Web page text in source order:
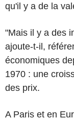
qu'il y a de la
"Mais il y a des
ajoute-t-il,
économiques
1970 : une
des prix.
A Paris et en